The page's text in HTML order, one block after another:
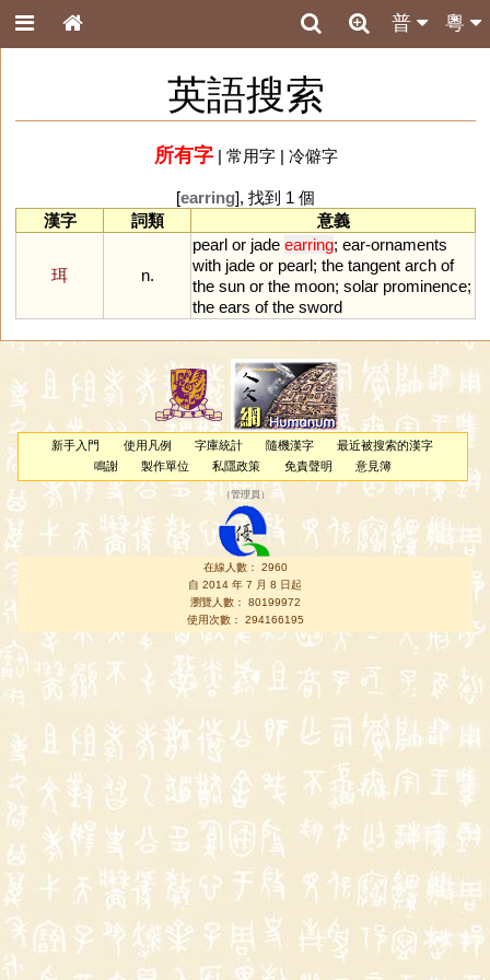
粵
普
英語搜索
所有字| 常用字| 冷僻字
[earring], 找到 1 個
漢字
詞類 意義
珥 n.
pearl or jade earring; ear-ornaments
with jade or pearl; the tangent arch of
the sun or the moon; solar prominence;
the ears of the sword
新手入門 使用凡例 字庫統計 隨機漢字
最近被搜索的漢字
鳴謝
製作單位 私隱政策 免責聲明 意見簿
（管理員 ）
在線人數： 2960
自 2014 年 7 月 8 日起
瀏覽人數： 80199972
使用次數： 294166195